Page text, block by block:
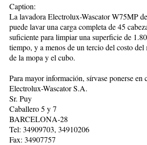
Caption:
La lavadora Electrolux-Wascator W75MP
puede lavar una carga completa de 45
suficiente para limpiar una superficie de
tiempo, y a menos de un tercio del costo
de la mopa y el cubo.
Para mayor información, sírvase ponerse en
Electrolux-Wascator S.A.
Sr. Puy
Caballero 5 y 7
BARCELONA-28
Tel: 34909703, 34910206
Fax: 34907757